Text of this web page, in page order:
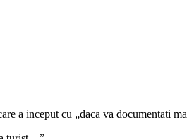
a inceput cu „daca va documentati